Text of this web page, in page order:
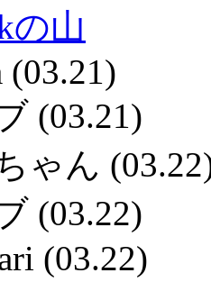
の山
(03.21)
(03.21)
ゃん
(03.22)
(03.22)